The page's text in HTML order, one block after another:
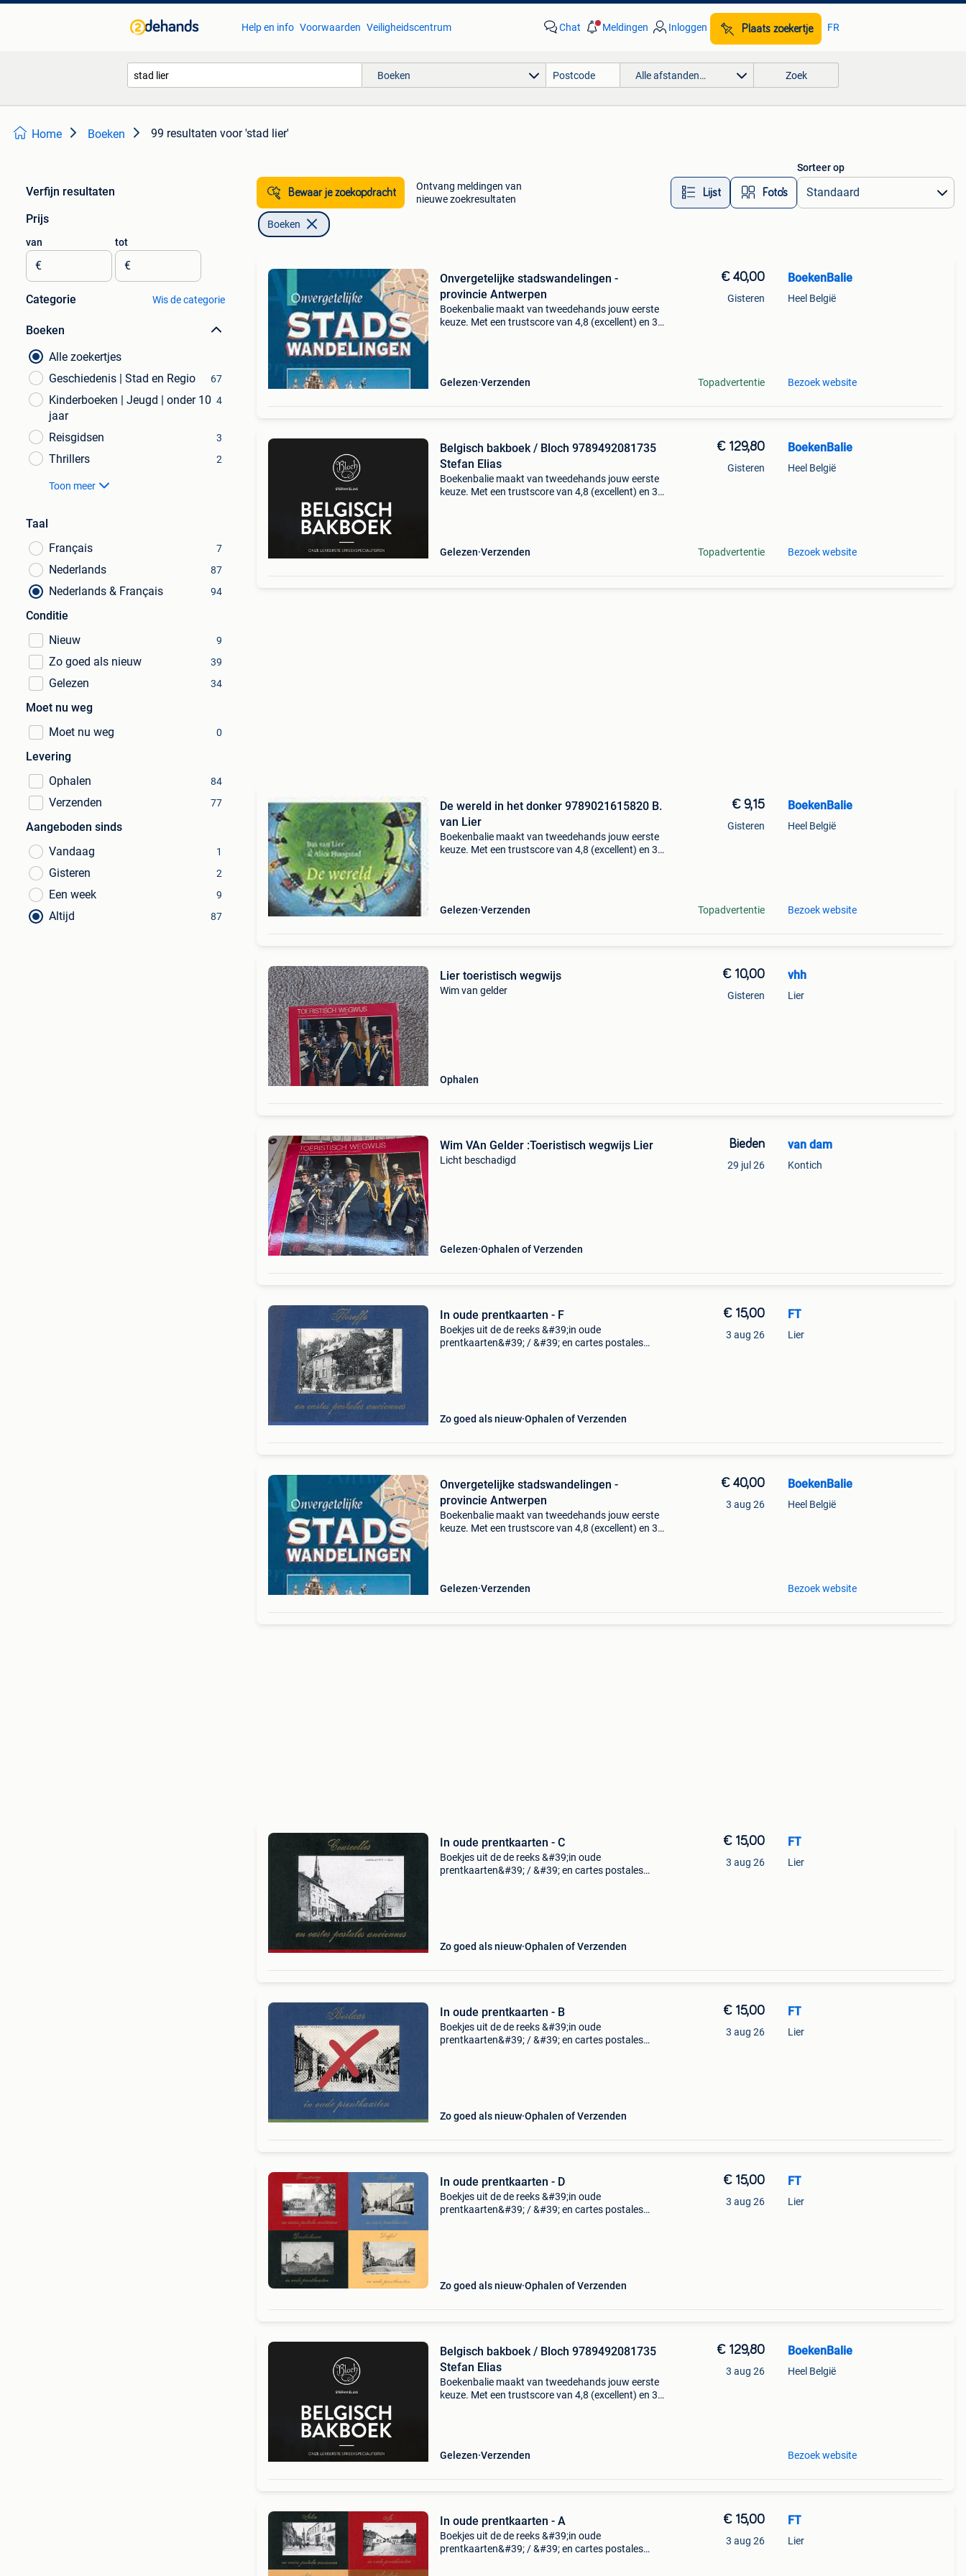
Help en info Voorwaarden Veiligheidscentrum Chat Meldingen Inloggen Plaats zoekertje FR
Boeken Alle afstanden… Zoek
Home Boeken 99 resultaten voor 'stad lier'
Verfijn resultaten
Prijs
van
€
tot
€
Categorie Wis de categorie
Boeken
Alle zoekertjes
Geschiedenis | Stad en Regio
67
Kinderboeken | Jeugd | onder 10
jaar
4
Reisgidsen 3
Thrillers 2
Toon meer
Taal
Français
7
Nederlands 87
Nederlands & Français 94
Conditie
Nieuw
9
Zo goed als nieuw 39
Gelezen 34
Moet nu weg
Moet nu weg
0
Levering
Ophalen
84
Verzenden 77
Aangeboden sinds
Vandaag
1
Gisteren 2
Een week 9
Altijd 87
Bewaar je zoekopdracht
Ontvang meldingen van
nieuwe zoekresultaten
Lijst Foto’s
Sorteer op
Boeken
Onvergetelijke stadswandelingen -
provincie Antwerpen
Boekenbalie maakt van tweedehands jouw eerste
keuze. Met een trustscore van 4,8 (excellent) en 30
Gelezen Verzenden
€ 40,00
Gisteren
Topadvertentie
BoekenBalie
Heel België
Bezoek website
Belgisch bakboek / Bloch 9789492081735
Stefan Elias
Boekenbalie maakt van tweedehands jouw eerste
keuze. Met een trustscore van 4,8 (excellent) en 30
Gelezen Verzenden
€ 129,80
Gisteren
Topadvertentie
BoekenBalie
Heel België
Bezoek website
De wereld in het donker 9789021615820 B.
van Lier
Boekenbalie maakt van tweedehands jouw eerste
keuze. Met een trustscore van 4,8 (excellent) en 30
Gelezen Verzenden
€ 9,15
Gisteren
Topadvertentie
BoekenBalie
Heel België
Bezoek website
Lier toeristisch wegwijs
Wim van gelder
Ophalen
€ 10,00
Gisteren
vhh
Lier
Wim VAn Gelder :Toeristisch wegwijs Lier
Licht beschadigd
Gelezen Ophalen of Verzenden
Bieden
29 jul 26
van dam
Kontich
In oude prentkaarten - F
Boekjes uit de de reeks &#39;in oude
prentkaarten&#39; / &#39; en cartes postales
Zo goed als nieuw Ophalen of Verzenden
€ 15,00
3 aug 26
FT
Lier
Onvergetelijke stadswandelingen -
provincie Antwerpen
Boekenbalie maakt van tweedehands jouw eerste
keuze. Met een trustscore van 4,8 (excellent) en 30
Gelezen Verzenden
€ 40,00
3 aug 26
BoekenBalie
Heel België
Bezoek website
In oude prentkaarten - C
Boekjes uit de de reeks &#39;in oude
prentkaarten&#39; / &#39; en cartes postales
Zo goed als nieuw Ophalen of Verzenden
€ 15,00
3 aug 26
FT
Lier
In oude prentkaarten - B
Boekjes uit de de reeks &#39;in oude
prentkaarten&#39; / &#39; en cartes postales
Zo goed als nieuw Ophalen of Verzenden
€ 15,00
3 aug 26
FT
Lier
In oude prentkaarten - D
Boekjes uit de de reeks &#39;in oude
prentkaarten&#39; / &#39; en cartes postales
Zo goed als nieuw Ophalen of Verzenden
€ 15,00
3 aug 26
FT
Lier
Belgisch bakboek / Bloch 9789492081735
Stefan Elias
Boekenbalie maakt van tweedehands jouw eerste
keuze. Met een trustscore van 4,8 (excellent) en 30
Gelezen Verzenden
€ 129,80
3 aug 26
BoekenBalie
Heel België
Bezoek website
In oude prentkaarten - A
Boekjes uit de de reeks &#39;in oude
prentkaarten&#39; / &#39; en cartes postales
€ 15,00
3 aug 26
FT
Lier